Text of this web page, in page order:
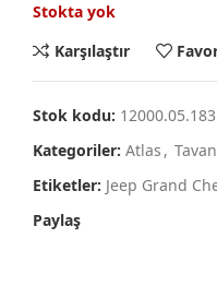
Stokta yok
Karşılaştır
Stok kodu: 12000.05.183
Kategoriler: Atlas ,
Etiketler: Jeep Grand
Paylaş